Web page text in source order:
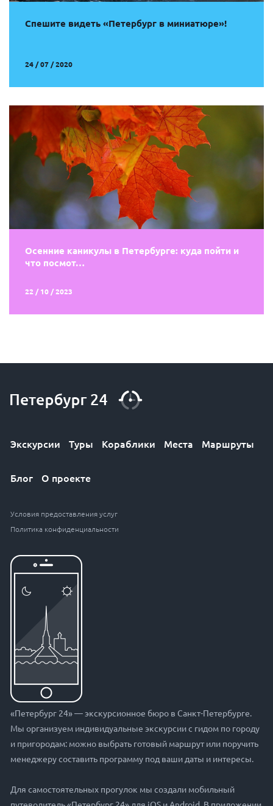
Спешите видеть «Петербург в миниатюре»!
24 / 07 / 2020
Осенние каникулы в Петербурге: куда пойти и
что посмот…
22 / 10 / 2023
Экскурсии Туры Кораблики Места Маршруты
Блог О проекте
Условия предоставления услуг
Политика конфиденциальности
«Петербург 24» — экскурсионное бюро в Санкт-Петербурге.
Мы организуем индивидуальные экскурсии с гидом по городу
и пригородам: можно выбрать готовый маршрут или поручить
менеджеру составить программу под ваши даты и интересы.
Для самостоятельных прогулок мы создали мобильный